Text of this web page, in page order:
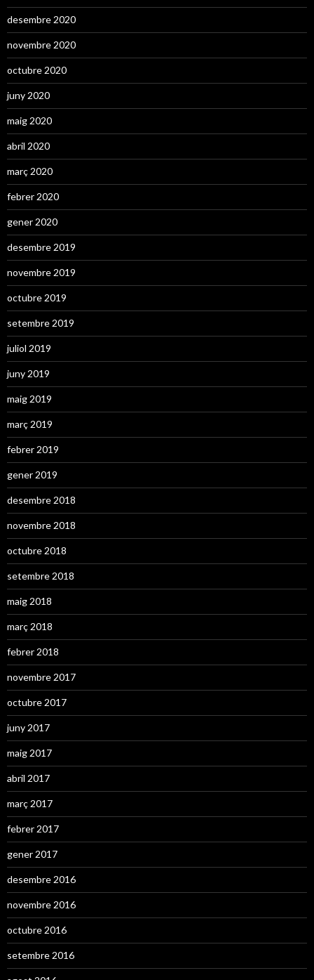
desembre 2020
novembre 2020
octubre 2020
juny 2020
maig 2020
abril 2020
març 2020
febrer 2020
gener 2020
desembre 2019
novembre 2019
octubre 2019
setembre 2019
juliol 2019
juny 2019
maig 2019
març 2019
febrer 2019
gener 2019
desembre 2018
novembre 2018
octubre 2018
setembre 2018
maig 2018
març 2018
febrer 2018
novembre 2017
octubre 2017
juny 2017
maig 2017
abril 2017
març 2017
febrer 2017
gener 2017
desembre 2016
novembre 2016
octubre 2016
setembre 2016